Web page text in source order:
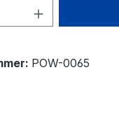
Anzahl: Gib
POW-0065